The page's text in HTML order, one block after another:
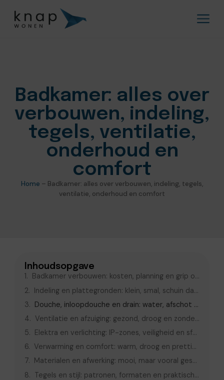
Badkamer: alles over
verbouwen, indeling,
tegels, ventilatie,
onderhoud en
comfort
Home – Badkamer: alles over verbouwen, indeling, tegels,
ventilatie, onderhoud en comfort
Inhoudsopgave
Badkamer verbouwen: kosten, planning en grip op je project
Indeling en plattegronden: klein, smal, schuin dak of veel functies
Douche, inloopdouche en drain: water, afschot en afwerking
Ventilatie en afzuiging: gezond, droog en zonder schimmel
Elektra en verlichting: IP-zones, veiligheid en sfeer
Verwarming en comfort: warm, droog en prettig in gebruik
Materialen en afwerking: mooi, maar vooral geschikt voor natte ruimtes
Tegels en stijl: patronen, formaten en praktische keuzes